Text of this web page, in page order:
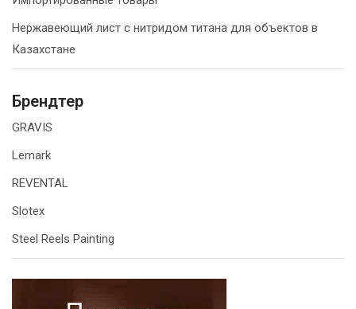
Нержавеющий лист с нитридом титана для объектов в
Казахстане
Брендтер
GRAVIS
Lemark
REVENTAL
Slotex
Steel Reels Painting